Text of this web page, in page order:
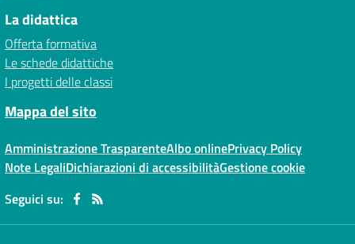
La didattica
Offerta formativa
Le schede didattiche
I progetti delle classi
Mappa del sito
Amministrazione TrasparenteAlbo onlinePrivacy Policy
Note LegaliDichiarazioni di accessibilitàGestione cookie
Seguici su: